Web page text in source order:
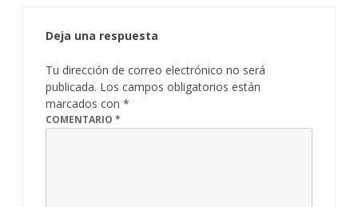
Deja una respuesta
Tu dirección de correo electrónico no será
publicada. Los campos obligatorios están
marcados con *
COMENTARIO *